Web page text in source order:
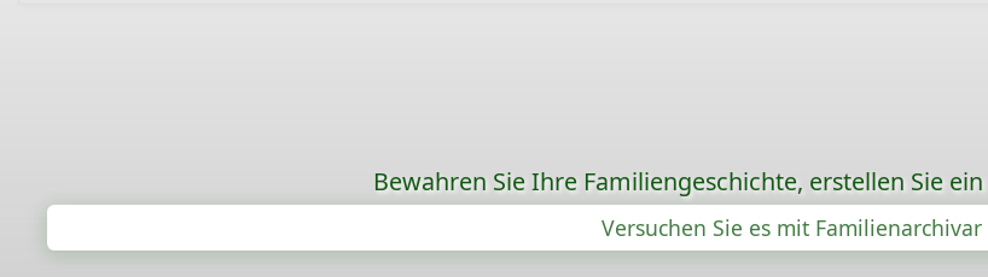
Bewahren Sie Ihre Familiengeschichte, erstellen Sie
Versuchen Sie es mit Familienarchivar